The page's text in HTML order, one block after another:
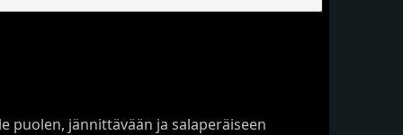
puolen, jännittävään ja salaperäiseen